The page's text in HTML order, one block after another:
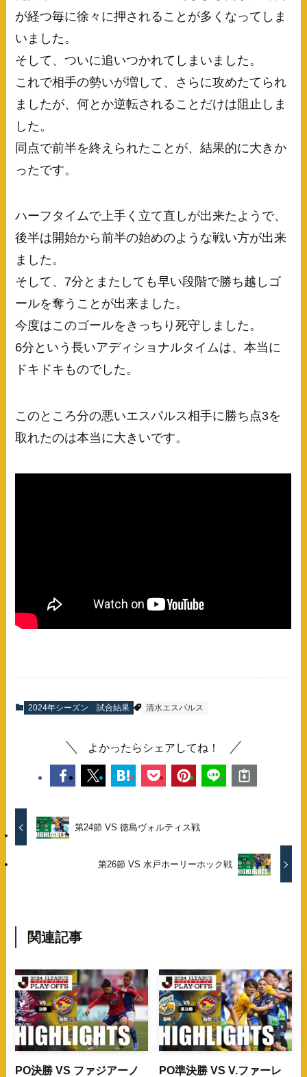
が経つ毎に徐々に押されることが多くなってしま
いました。
そして、ついに追いつかれてしまいました。
これで相手の勢いが増して、さらに攻めたてられ
ましたが、何とか逆転されることだけは阻止しま
した。
同点で前半を終えられたことが、結果的に大きか
ったです。
ハーフタイムで上手く立て直しが出来たようで、
後半は開始から前半の始めのような戦い方が出来
ました。
そして、7分とまたしても早い段階で勝ち越しゴ
ールを奪うことが出来ました。
今度はこのゴールをきっちり死守しました。
6分という長いアディショナルタイムは、本当に
ドキドキものでした。
このところ分の悪いエスパルス相手に勝ち点3を
取れたのは本当に大きいです。
2024年シーズン 試合結果 清水エスパルス
よかったらシェアしてね！
第24節 VS 徳島ヴォルティス戦
第26節 VS 水戸ホーリーホック戦
関連記事
PO決勝 VS ファジアーノ PO準決勝 VS V.ファーレ